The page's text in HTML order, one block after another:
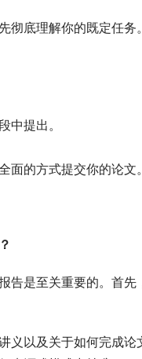
彻底理解你的既定任
中提出。
面的方式提交你的论文。
告是至关重要的。首
义以及关于如何完成